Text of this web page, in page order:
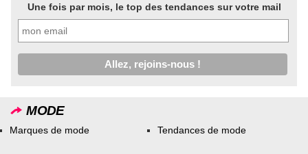
Une fois par mois, le top des tendances sur votre mail
MODE
Marques de mode Tendances de mode